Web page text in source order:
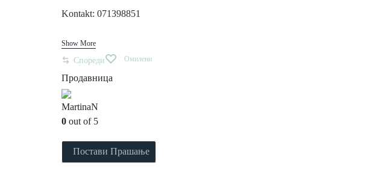
Kontakt: 071398851
Show More
Спореди Омилени
Продавница
MartinaN
0 out of 5
Постави Прашање